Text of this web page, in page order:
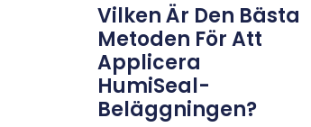
Vilken Är Den Bästa
Metoden För Att
Applicera
HumiSeal-
Beläggningen?